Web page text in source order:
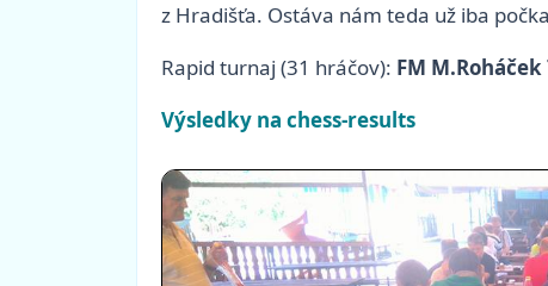
z Hradišťa. Ostáva nám teda už iba
Rapid turnaj (31 hráčov): FM
Výsledky na chess-results